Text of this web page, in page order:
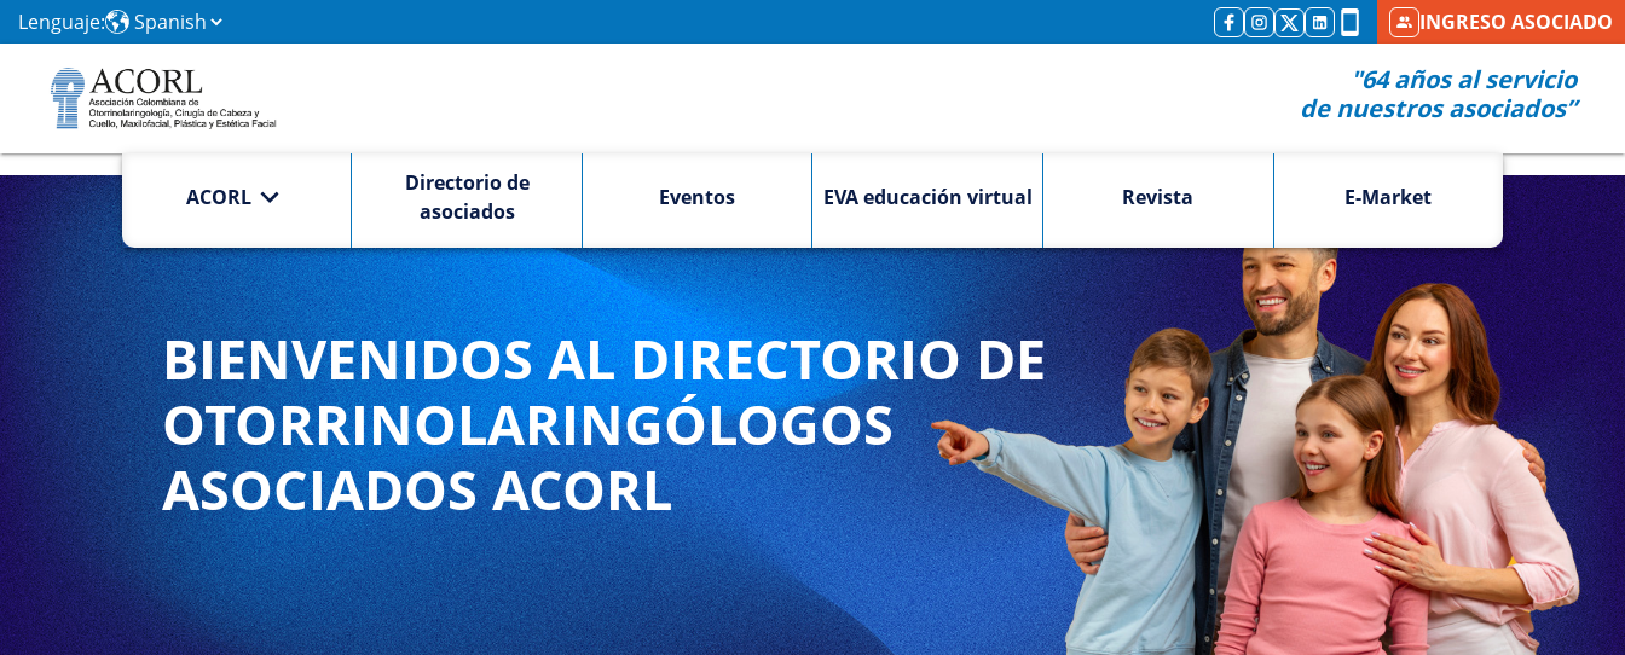
Lenguaje: INGRESO ASOCIADO
"64 años al servicio
de nuestros asociados”
ACORL
Directorio de
asociados
Eventos EVA educación virtual Revista E-Market
BIENVENIDOS AL DIRECTORIO DE
OTORRINOLARINGÓLOGOS
ASOCIADOS ACORL